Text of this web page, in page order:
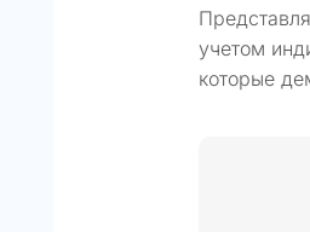
учетом
которые